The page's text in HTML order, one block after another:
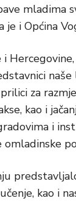
mladima
i Općina
i
za
kao i
i
omladinske
kao i